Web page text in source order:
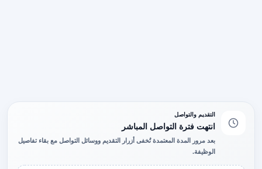
التقديم والتواصل
انتهت فترة التواصل المباشر
بعد مرور المدة المعتمدة تُخفى أزرار التقديم ووسائل التواصل مع بقاء تفاصيل
الوظيفة.